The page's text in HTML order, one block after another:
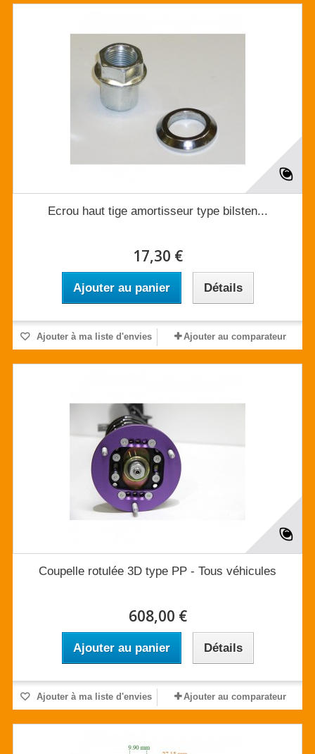
Ecrou haut tige amortisseur type bilsten...
17,30 €
Ajouter au panier Détails
Ajouter à ma liste d'envies Ajouter au comparateur
Coupelle rotulée 3D type PP - Tous véhicules
608,00 €
Ajouter au panier Détails
Ajouter à ma liste d'envies Ajouter au comparateur